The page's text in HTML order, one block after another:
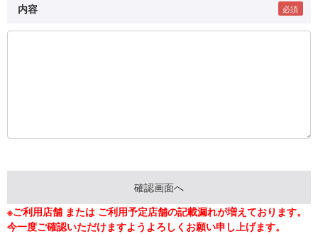
内容
※ご利用店舗 または ご利用予定店舗の記載漏れが増えております。
今一度ご確認いただけますようよろしくお願い申し上げます。